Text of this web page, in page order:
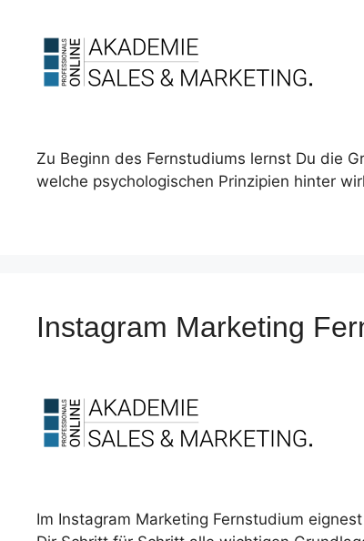
Zu Beginn des Fernstudiums lernst Du die
welche psychologischen Prinzipien hinter
Instagram Marketing
Im Instagram Marketing Fernstudium